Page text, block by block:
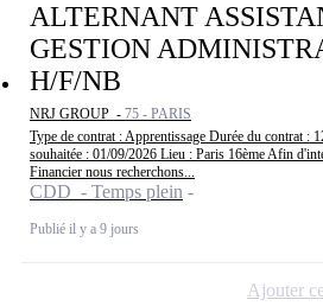
ALTERNANT
GESTION
H/F/NB
NRJ GROUP - 75 - PARIS
Type de contrat : Apprentissage Durée du contrat :
souhaitée : 01/09/2026 Lieu : Paris 16ème Afin
Financier nous recherchons...
CDD - Temps plein
Publié il y a 9 jours
Ajouter